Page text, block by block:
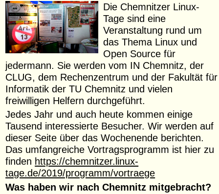
Die Chemnitzer Linux-
Tage sind eine
Veranstaltung rund um
das Thema Linux und
Open Source für
jedermann. Sie werden vom IN Chemnitz, der
CLUG, dem Rechenzentrum und der Fakultät für
Informatik der TU Chemnitz und vielen
freiwilligen Helfern durchgeführt.
Jedes Jahr und auch heute kommen einige
Tausend interessierte Besucher. Wir werden auf
dieser Seite über das Wochenende berichten.
Das umfangreiche Vortragsprogramm ist hier zu
finden https://chemnitzer.linux-
tage.de/2019/programm/vortraege
Was haben wir nach Chemnitz mitgebracht?